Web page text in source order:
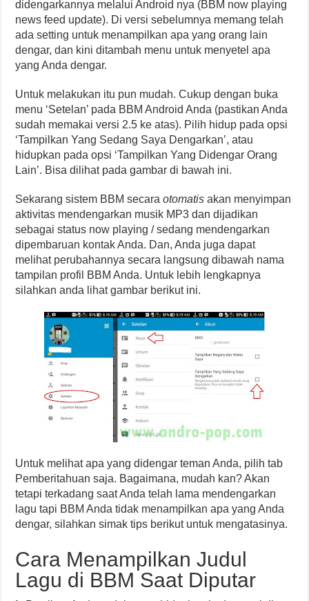
didengarkannya melalui Android nya (BBM now playing
news feed update). Di versi sebelumnya memang telah
ada setting untuk menampilkan apa yang orang lain
dengar, dan kini ditambah menu untuk menyetel apa
yang Anda dengar.
Untuk melakukan itu pun mudah. Cukup dengan buka
menu ‘Setelan’ pada BBM Android Anda (pastikan Anda
sudah memakai versi 2.5 ke atas). Pilih hidup pada opsi
‘Tampilkan Yang Sedang Saya Dengarkan’, atau
hidupkan pada opsi ‘Tampilkan Yang Didengar Orang
Lain’. Bisa dilihat pada gambar di bawah ini.
Sekarang sistem BBM secaraotomatis akan menyimpan
aktivitas mendengarkan musik MP3 dan dijadikan
sebagai status now playing / sedang mendengarkan
dipembaruan kontak Anda. Dan, Anda juga dapat
melihat perubahannya secara langsung dibawah nama
tampilan profil BBM Anda. Untuk lebih lengkapnya
silahkan anda lihat gambar berikut ini.
Untuk melihat apa yang didengar teman Anda, pilih tab
Pemberitahuan saja. Bagaimana, mudah kan? Akan
tetapi terkadang saat Anda telah lama mendengarkan
lagu tapi BBM Anda tidak menampilkan apa yang Anda
dengar, silahkan simak tips berikut untuk mengatasinya.
Cara Menampilkan Judul
Lagu di BBM Saat Diputar